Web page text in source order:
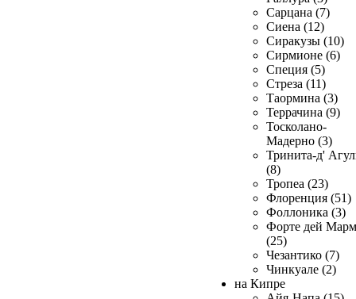
Сарцана (7)
Сиена (12)
Сиракузы (10)
Сирмионе (6)
Специя (5)
Стреза (11)
Таормина (3)
Террачина (9)
Тосколано-
Мадерно (3)
Тринита-д'
(8)
Тропеа (23)
Флоренция (51)
Фоллоника (3)
Форте дей
(25)
Чезантико (7)
Чинкуале (2)
на Кипре